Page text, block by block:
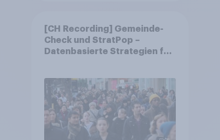
[CH Recording] Gemeinde-
Check und StratPop –
Datenbasierte Strategien für